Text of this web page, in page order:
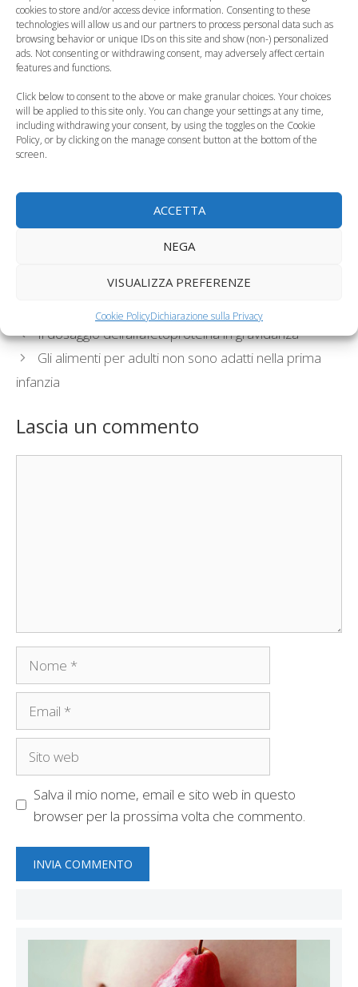
cookies to store and/or access device information. Consenting to these
technologies will allow us and our partners to process personal data such as
browsing behavior or unique IDs on this site and show (non-) personalized
ads. Not consenting or withdrawing consent, may adversely affect certain
features and functions.
Click below to consent to the above or make granular choices. Your choices
will be applied to this site only. You can change your settings at any time,
including withdrawing your consent, by using the toggles on the Cookie
Policy, or by clicking on the manage consent button at the bottom of the
screen.
ACCETTA
NEGA
VISUALIZZA PREFERENZE
Cookie PolicyDichiarazione sulla Privacy
Perugia, muore
bimbo di 11 mesi
Bimbo dimenticato in
bambini in macchina,bambino dimenticato in auto
sicurezza dei bambini
Il dosaggio dell’alfafetoproteina in gravidanza
Gli alimenti per adulti non sono adatti nella prima
infanzia
Lascia un commento
Nome
Email
Sito
Salva il mio nome, email e sito web in questo
browser per la prossima volta che commento.